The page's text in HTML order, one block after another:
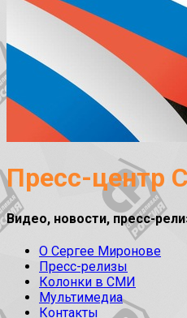
Пресс-центр
Видео, новости, пресс-
О Сергее Миронове
Пресс-релизы
Колонки в СМИ
Мультимедиа
Контакты